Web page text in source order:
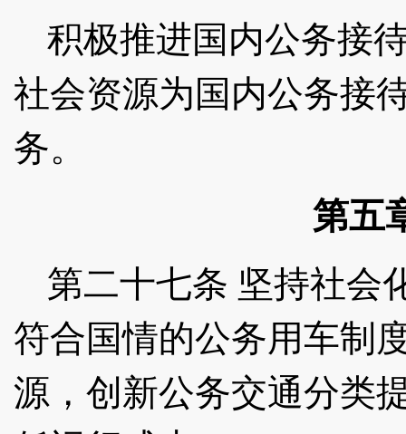
积极推进国内公务接
社会资源为国内公务接
务。
第五
第二十七条 坚持社会
符合国情的公务用车制
源，创新公务交通分类